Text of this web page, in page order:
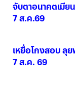
จับตาอนาคตเมียนมา
7 ส.ค.69
เหยื่อโกงสอบ ลุย
7 ส.ค. 69